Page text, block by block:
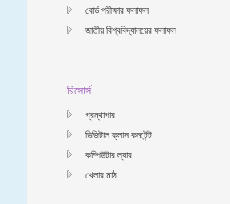
বোর্ড পরীক্ষার ফলাফল
জাতীয় বিশ্ববিদ্যালয়ের ফলাফল
রিসোর্স
গ্রন্থাগার
ডিজিটাল ক্লাস কনটেন্ট
কম্পিউটার ল্যাব
খেলার মাঠ